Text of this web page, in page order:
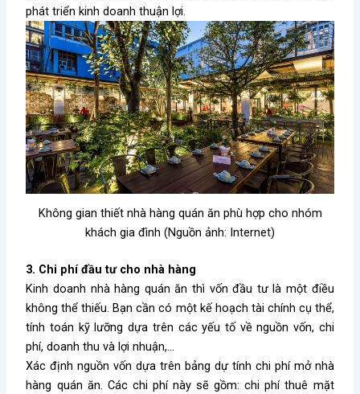
phát triển kinh doanh thuận lợi.
Không gian thiết nhà hàng quán ăn phù hợp cho nhóm
khách gia đình (Nguồn ảnh: Internet)
3. Chi phí đầu tư cho nhà hàng
Kinh doanh nhà hàng quán ăn thì vốn đầu tư là một điều
không thể thiếu. Bạn cần có một kế hoạch tài chính cụ thể,
tính toán kỹ lưỡng dựa trên các yếu tố về nguồn vốn, chi
phí, doanh thu và lợi nhuận,…
Xác định nguồn vốn dựa trên bảng dự tính chi phí mở nhà
hàng quán ăn. Các chi phí này sẽ gồm: chi phí thuê mặt